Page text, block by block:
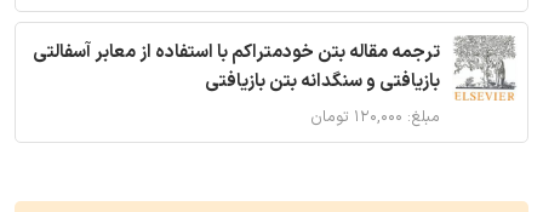
ترجمه مقاله بتن خودمتراکم با استفاده از معابر آسفالتی
بازیافتی و سنگدانه بتن بازیافتی
مبلغ: ۱۲۰,۰۰۰ تومان